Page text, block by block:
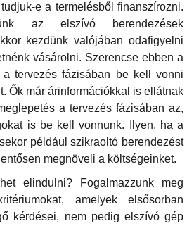
e a termelésből finanszírozni.
az elszívó berendezések
kezdünk valójában odafigyelni
vásárolni. Szerencse ebben a
tervezés fázisában be kell vonni
Ők már árinformációkkal is ellátnak
a tervezés fázisában az,
is be kell vonnunk. Ilyen, ha a
például szikraoltó berendezést
megnöveli a költségeinket.
elindulni? Fogalmazzunk meg
amelyek elsősorban
kérdései, nem pedig elszívó gép